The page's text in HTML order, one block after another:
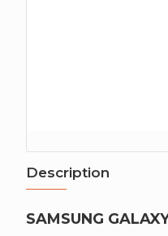
Description
SAMSUNG